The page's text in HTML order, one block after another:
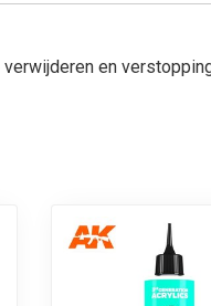
en